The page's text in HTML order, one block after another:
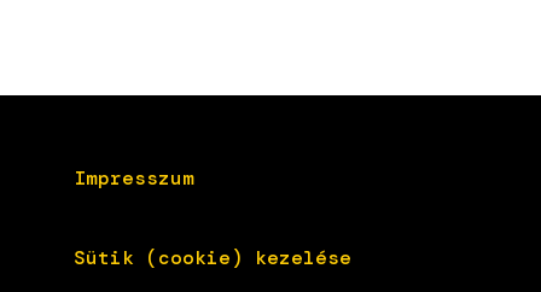
Impresszum
Sütik (cookie) kezelése